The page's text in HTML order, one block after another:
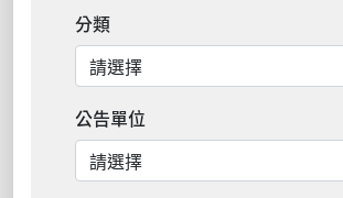
分類
公告單位